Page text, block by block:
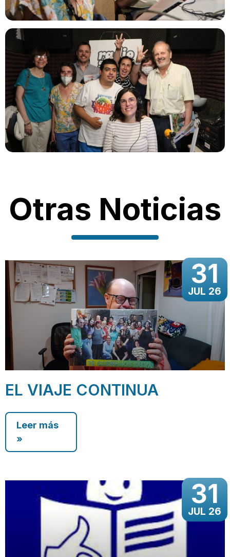
Otras Noticias
31
JUL 26
EL VIAJE CONTINUA
Leer más
»
31
JUL 26